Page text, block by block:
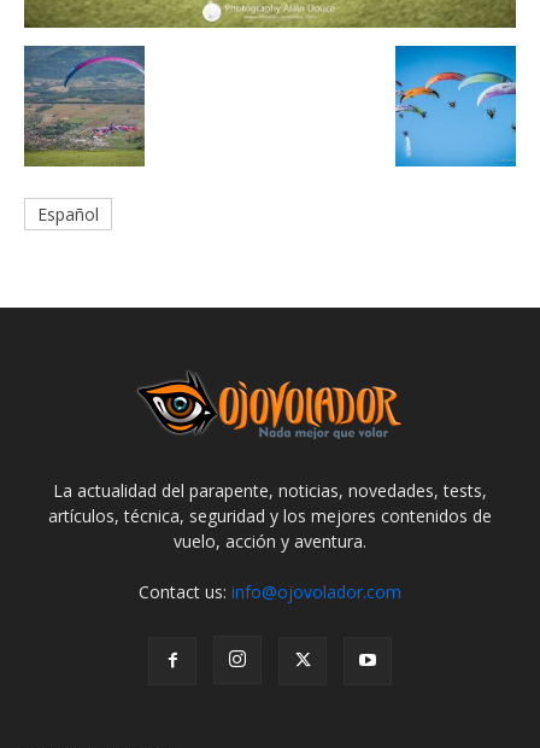
Español
La actualidad del parapente, noticias, novedades, tests,
artículos, técnica, seguridad y los mejores contenidos de
vuelo, acción y aventura.
Contact us: info@ojovolador.com